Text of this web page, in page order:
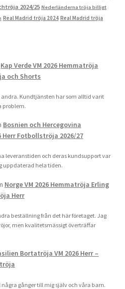
2024/25 Nederländerna tröja billigt
Real Madrid tröja 2024 Real Madrid tröja
Kap Verde VM 2026 Hemmatröja
och Shorts
Kundtjänsten har som alltid varit
problem.
Bosnien och Hercegovina
Herr Fotbollströja 2026/27
leveranstiden och deras kundsupport var
uppdaterad hela tiden.
Norge VM 2026 Hemmatröja Erling
Herr
beställning från det här företaget. Jag
men kvalitetsmässigt överträffar
Bortatröja VM 2026 Herr –
gånger till mig själv och våra barn.